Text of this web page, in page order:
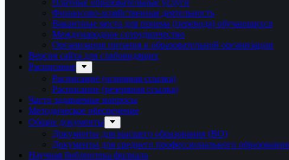
Платные образовательные услуги
Финансово-хозяйственная деятельность
Вакантные места для приема (перевода) обучающихся
Международное сотрудничество
Организация питания в образовательной организации
Версия сайта для слабовидящих
Расписание
Расписание (основная ссылка)
Расписание (резервная ссылка)
Часто задаваемые вопросы
Методическое обеспечение
Общие документы
Документы для высшего образования (ВО)
Документы для среднего профессионального
Научная библиотека филиала